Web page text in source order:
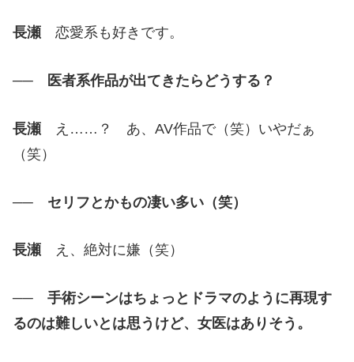
長瀬 恋愛系も好きです。
── 医者系作品が出てきたらどうする？
長瀬 え……？ あ、AV作品で（笑）いやだぁ
（笑）
── セリフとかもの凄い多い（笑）
長瀬 え、絶対に嫌（笑）
── 手術シーンはちょっとドラマのように再現す
るのは難しいとは思うけど、女医はありそう。